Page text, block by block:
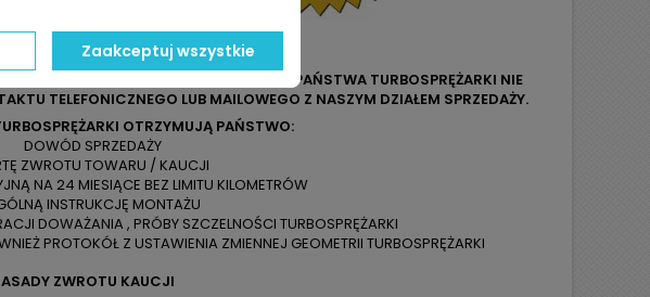
PRODUKTU LUB OZNACZENIA Z PAŃSTWA TURBOSPRĘŻARKI NIE
TELEFONICZNEGO LUB MAILOWEGO Z NASZYM DZIAŁEM SPRZEDAŻY.
OTRZYMUJĄ PAŃSTWO:
DOWÓD SPRZEDAŻY
ZWROTU TOWARU / KAUCJI
NA 24 MIESIĄCE BEZ LIMITU KILOMETRÓW
INSTRUKCJĘ MONTAŻU
DOWAŻANIA , PRÓBY SZCZELNOŚCI TURBOSPRĘŻARKI
PROTOKÓŁ Z USTAWIENIA ZMIENNEJ GEOMETRII TURBOSPRĘŻARKI
ZWROTU KAUCJI
Zaakceptuj wszystkie